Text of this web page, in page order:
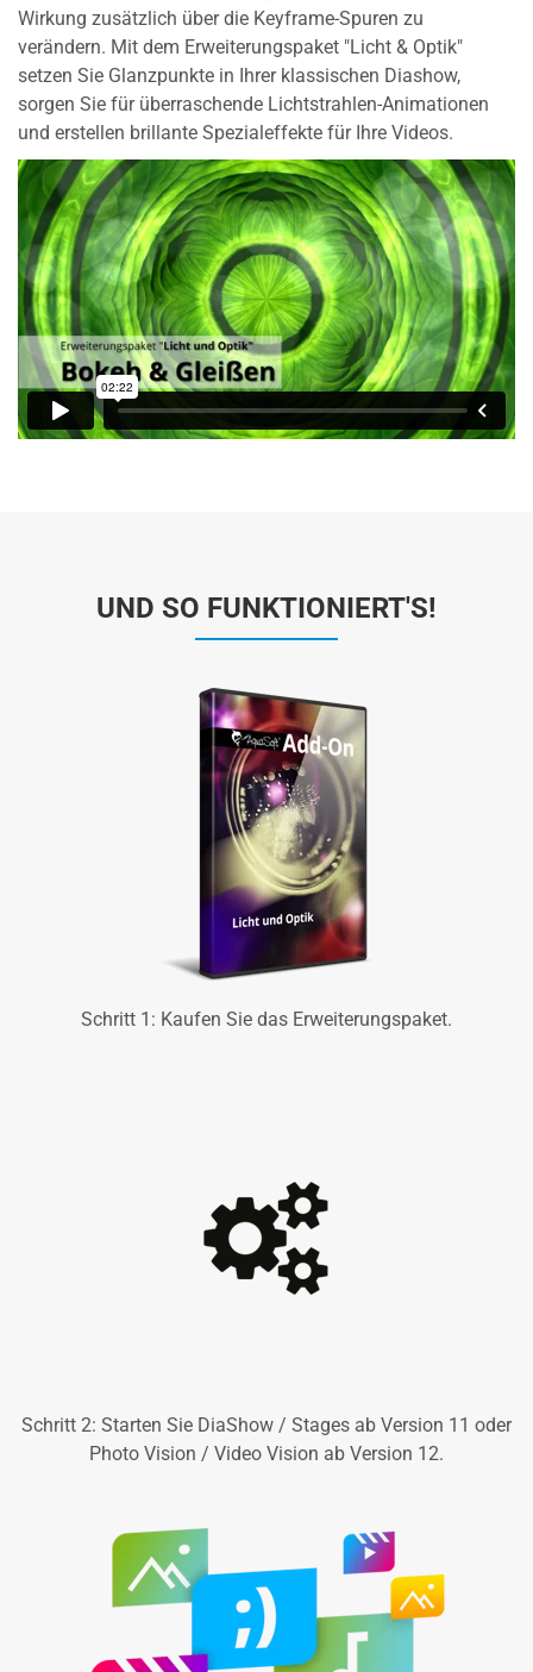
Wirkung zusätzlich über die Keyframe-Spuren zu
verändern. Mit dem Erweiterungspaket "Licht & Optik"
setzen Sie Glanzpunkte in Ihrer klassischen Diashow,
sorgen Sie für überraschende Lichtstrahlen-Animationen
und erstellen brillante Spezialeffekte für Ihre Videos.
UND SO FUNKTIONIERT'S!
Schritt 1: Kaufen Sie das Erweiterungspaket.
Schritt 2: Starten Sie DiaShow / Stages ab Version 11 oder
Photo Vision / Video Vision ab Version 12.